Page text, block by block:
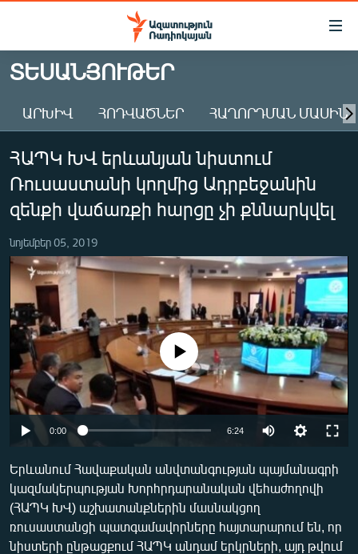
Մատչելիության
Անցնել
հիմնական
Անցնել
հիմնական
մենյուին
Որոնում
ԱԶԱՏՈՒԹՅՈՒՆ TV
ՀԱՅԱՍՏԱՆ
ԸՆՏՐՈՒԹՅՈՒՆՆԵՐ 2026
ԻՐԱՎՈՒՆՔ
ՏՆՏԵՍՈՒԹՅՈՒՆ
ՂԱՐԱԲԱՂ
ՊԱՏԵՐԱԶՄԻ 6 ՇԱԲԱԹՆԵՐԸ
ՏԱՐԱԾԱՇՐՋԱՆ
ՄԻՋԱԶԳԱՅԻՆ
ՄՇԱԿՈՒՅԹ
ՍՊՈՐՏ
ՏՏ ԵՒ ԻՆՏԵՐՆԵՏ
ԿՈՐՈՆԱՎԻՐՈՒՍ
ԱՐԽԻՎ
ՏԵՍԱՆՅՈՒԹԵՐ
ԱՐԽԻՎ ՀՈԴՎԱԾՆԵՐ ՀԱՂՈՐԴՄԱՆ ՄԱՍԻՆ
ՀԱՊԿ ԽՎ երևանյան նիստում
Ռուսաստանի կողմից Ադրբեջանին
զենքի վաճառքի հարցը չի քննարկվել
նոյեմբեր 05, 2019
No media source currently available
0:00 6:24
Երևանում Հավաքական անվտանգության պայմանագրի
կազմակերպության Խորհրդարանական վեհաժողովի
(ՀԱՊԿ ԽՎ) աշխատանքներին մասնակցող
ռուսաստանցի պատգամավորները հայտարարում են, որ
նիստերի ընթացքում ՀԱՊԿ անդամ երկրների, այդ թվում